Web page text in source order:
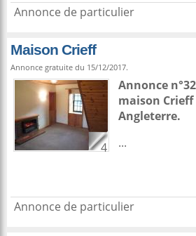
Annonce de particulier
Maison Crieff
Annonce gratuite du 15/12/2017.
4
Annonce
maison Crieff
Angleterre.
...
Annonce de particulier